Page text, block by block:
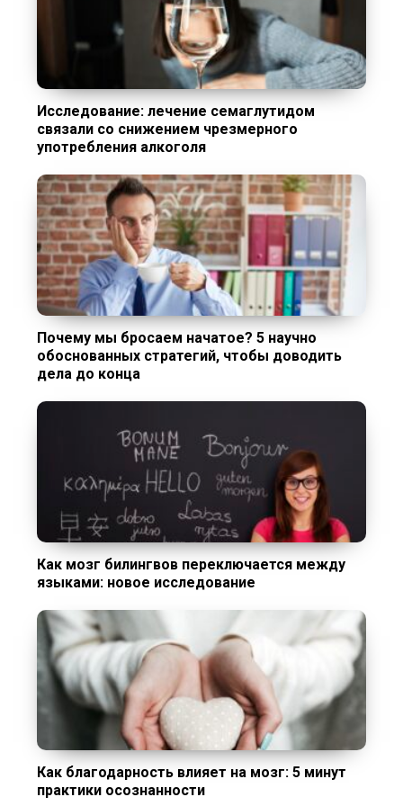
Исследование: лечение семаглутидом
связали со снижением чрезмерного
употребления алкоголя
Почему мы бросаем начатое? 5 научно
обоснованных стратегий, чтобы доводить
дела до конца
Как мозг билингвов переключается между
языками: новое исследование
Как благодарность влияет на мозг: 5 минут
практики осознанности